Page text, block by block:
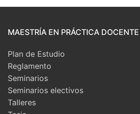
MAESTRÍA EN PRÁCTICA DOCENTE
Plan de Estudio
Reglamento
Seminarios
Seminarios electivos
Talleres